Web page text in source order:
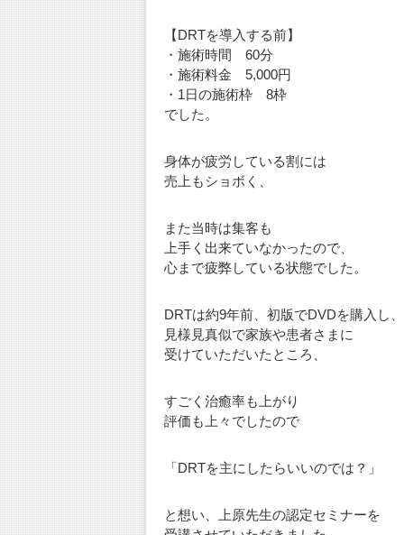
【DRTを導入する前】
・施術時間 60分
・施術料金 5,000円
・1日の施術枠 8枠
でした。
身体が疲労している割には
売上もショボく、
また当時は集客も
上手く出来ていなかったので、
心まで疲弊している状態でした。
DRTは約9年前、初版でDVDを購入し、
見様見真似で家族や患者さまに
受けていただいたところ、
すごく治癒率も上がり
評価も上々でしたので
「DRTを主にしたらいいのでは？」
と想い、上原先生の認定セミナーを